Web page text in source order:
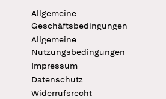
Allgemeine
Geschäftsbedingungen
Allgemeine
Nutzungsbedingungen
Impressum
Datenschutz
Widerrufsrecht